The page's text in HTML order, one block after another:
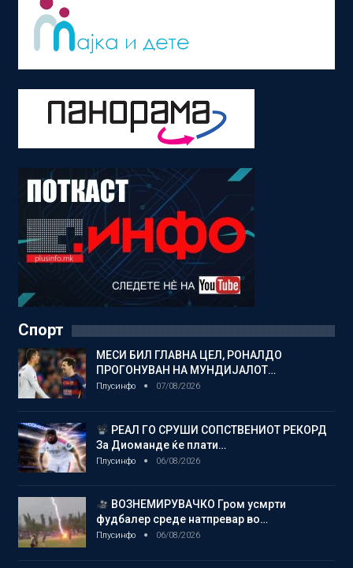
Спорт
МЕСИ БИЛ ГЛАВНА ЦЕЛ, РОНАЛДО
ПРОГОНУВАН НА МУНДИЈАЛОТ…
Плусинфо 07/08/2026
РЕАЛ ГО СРУШИ СОПСТВЕНИОТ РЕКОРД
За Диоманде ќе плати…
Плусинфо 06/08/2026
ВОЗНЕМИРУВАЧКО Гром усмрти
фудбалер среде натпревар во…
Плусинфо 06/08/2026